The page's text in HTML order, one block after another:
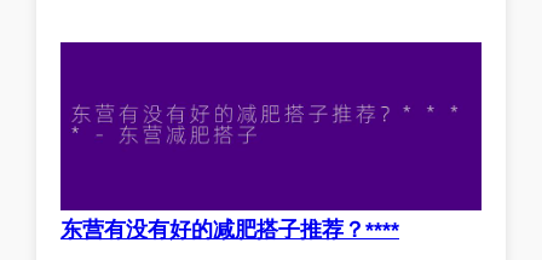
东营有没有好的减肥搭子推荐？****